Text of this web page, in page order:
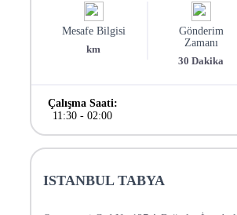
Mesafe Bilgisi
km
Gönderim
Zamanı
30 Dakika
Çalışma Saati:
11:30 - 02:00
ISTANBUL TABYA